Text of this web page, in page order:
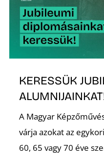
KERESSÜK
A Magyar
várja azokat az
60, 65 vagy 70 éve